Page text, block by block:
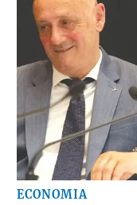
ECONOMIA